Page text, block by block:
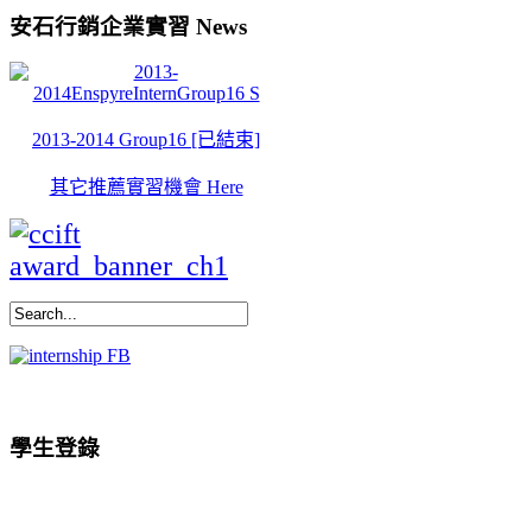
安石行銷企業實習 News
2013-2014 Group16 [已結束]
其它推薦實習機會 Here
學生登錄